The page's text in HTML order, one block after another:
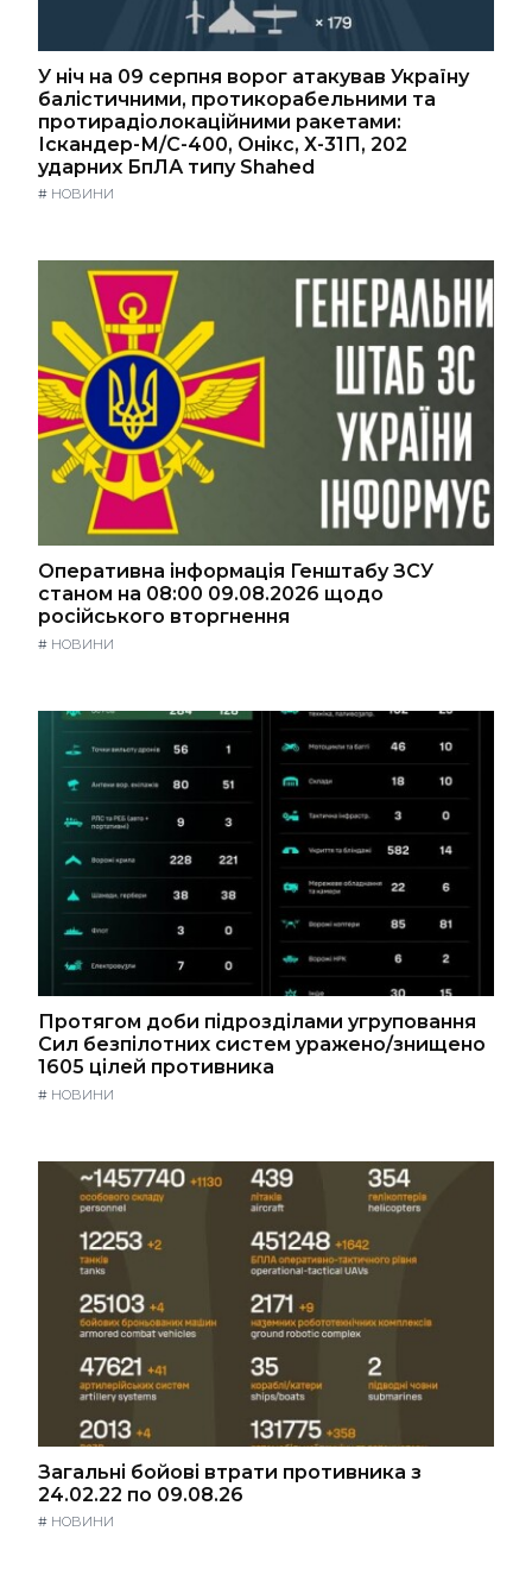
У ніч на 09 серпня ворог атакував Україну
балістичними, протикорабельними та
протирадіолокаційними ракетами:
Іскандер-М/С-400, Онікс, Х-31П, 202
ударних БпЛА типу Shahed
# НОВИНИ
Оперативна інформація Генштабу ЗСУ
станом на 08:00 09.08.2026 щодо
російського вторгнення
# НОВИНИ
Протягом доби підрозділами угруповання
Сил безпілотних систем уражено/знищено
1605 цілей противника
# НОВИНИ
Загальні бойові втрати противника з
24.02.22 по 09.08.26
# НОВИНИ